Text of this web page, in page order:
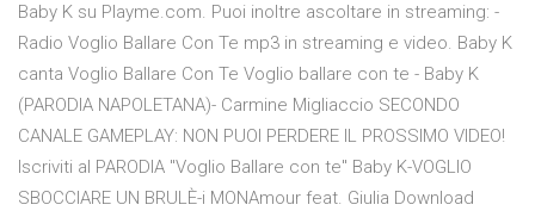
Baby K su Playme.com. Puoi inoltre ascoltare in streaming: -
Radio Voglio Ballare Con Te mp3 in streaming e video. Baby K
canta Voglio Ballare Con Te Voglio ballare con te - Baby K
(PARODIA NAPOLETANA)- Carmine Migliaccio SECONDO
CANALE GAMEPLAY: NON PUOI PERDERE IL PROSSIMO VIDEO!
Iscriviti al PARODIA "Voglio Ballare con te" Baby K-VOGLIO
SBOCCIARE UN BRULÈ-i MONAmour feat. Giulia Download